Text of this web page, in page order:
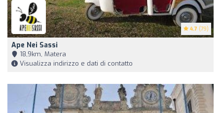
4.7 (79)
Ape Nei Sassi
18,9km, Matera
Visualizza indirizzo e dati di contatto